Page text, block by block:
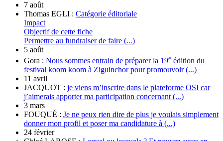
7 août
Thomas EGLI : Catégorie éditoriale
Impact
Objectif de cette fiche
Permettre au fundraiser de faire (...)
5 août
Gora : Nous sommes entrain de préparer la 19e édition du
festival koom koom à Ziguinchor pour promouvoir (...)
11 avril
JACQUOT : je viens m’inscrire dans le plateforme OSI car
j’aimerais apporter ma participation concernant (...)
3 mars
FOUQUÉ : Je ne peux rien dire de plus je voulais simplement
donner mon profil et poser ma candidature à (...)
24 février